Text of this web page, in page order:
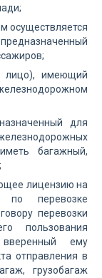
осуществляется
лицо), имеющий
для
багажный,
лицензию на
по перевозке
перевозки
пользования
вверенный ему
отправления в
грузобагаж